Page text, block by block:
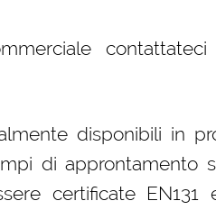
disponibili in
di approntamento
certificate EN131